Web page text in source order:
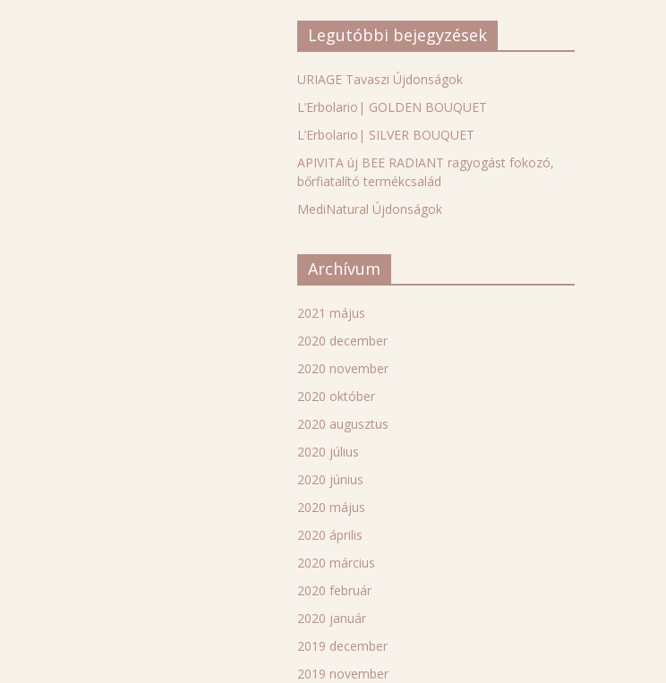
Legutóbbi bejegyzések
URIAGE Tavaszi Újdonságok
L’Erbolario| GOLDEN BOUQUET
L’Erbolario| SILVER BOUQUET
APIVITA új BEE RADIANT ragyogást fokozó,
bőrfiatalító termékcsalád
MediNatural Újdonságok
Archívum
2021 május
2020 december
2020 november
2020 október
2020 augusztus
2020 július
2020 június
2020 május
2020 április
2020 március
2020 február
2020 január
2019 december
2019 november